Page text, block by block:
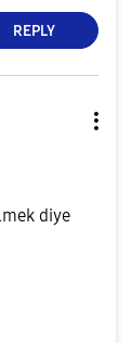
REPLY
diye